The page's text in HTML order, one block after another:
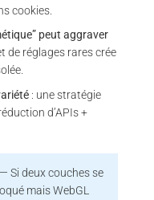
cookies.
peut aggraver
de réglages rares crée
: une stratégie
d’APIs +
— Si deux couches se
mais WebGL